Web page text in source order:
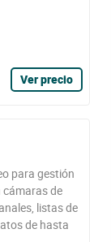
Ver precio
para gestión
de
listas de
de hasta